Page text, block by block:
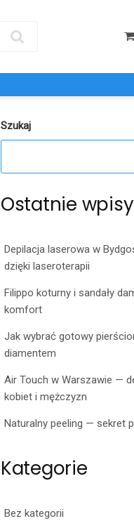
Szukaj
Ostatnie wpisy
Depilacja laserowa w
dzięki laseroterapii
Filippo koturny i sandały
komfort
Jak wybrać gotowy
diamentem
Air Touch w Warszawie —
kobiet i mężczyzn
Naturalny peeling — sekret
Kategorie
Bez kategorii